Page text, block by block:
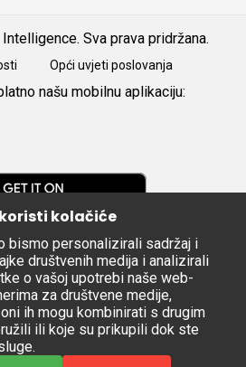
Sva prava pridržana.
Opći uvjeti poslovanja
našu mobilnu aplikaciju:
kolačiće
bismo personalizirali sadržaj i
društvenih medija i analizirali
o vašoj upotrebi naše web-
za društvene medije,
ih mogu kombinirati s drugim
ili koje su prikupili dok ste